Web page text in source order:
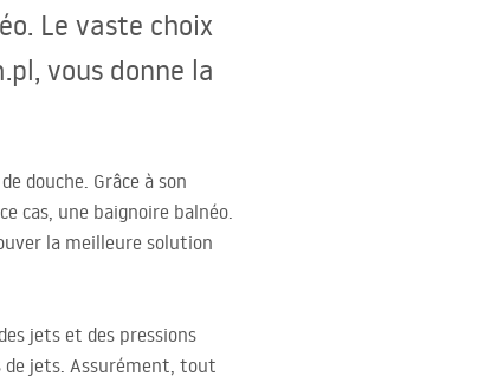
Le vaste choix
vous donne la
douche. Grâce à son
cas, une baignoire balnéo.
la meilleure solution
jets et des pressions
de jets. Assurément, tout